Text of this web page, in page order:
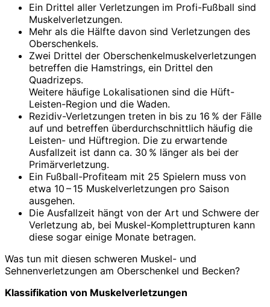
Ein Drittel aller Verletzungen im Profi-Fußball sind
Muskelverletzungen.
Mehr als die Hälfte davon sind Verletzungen des
Oberschenkels.
Zwei Drittel der Oberschenkelmuskel­verletzungen
betreffen die Hamstrings, ein Drittel den
Quadrizeps.
Weitere häufige Lokalisationen sind die Hüft-
Leisten-Region und die Waden.
Rezidiv-Verletzungen treten in bis zu 16 % der Fälle
auf und betreffen überdurchschnittlich häufig die
Leisten- und Hüft­region. Die zu erwartende
Ausfallzeit ist dann ca. 30 % länger als bei der
Primär­verletzung.
Ein Fußball-Profiteam mit 25 Spielern muss von
etwa 10 – 15 Muskelverletzungen pro Saison
ausgehen.
Die Ausfallzeit hängt von der Art und Schwere der
Verletzung ab, bei Muskel-Komplettrupturen kann
diese sogar einige Monate betragen.
Was tun mit diesen schweren Muskel- und
Sehnenverletzungen am Oberschenkel und Becken?
Klassifikation von Muskelverletzungen